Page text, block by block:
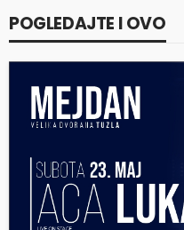
POGLEDAJTE I OVO